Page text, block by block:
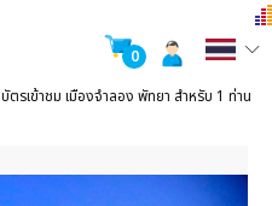
0
บัตรเข้าชม เมืองจำลอง พัทยา สำหรับ 1 ท่าน